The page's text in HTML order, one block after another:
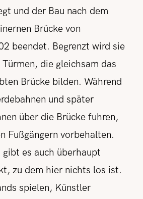
und der Bau nach dem
Brücke von
beendet. Begrenzt wird sie
die gleichsam das
Brücke bilden. Während
und später
über die Brücke fuhren,
Fußgängern vorbehalten.
es auch überhaupt
zu dem hier nichts los ist.
spielen, Künstler